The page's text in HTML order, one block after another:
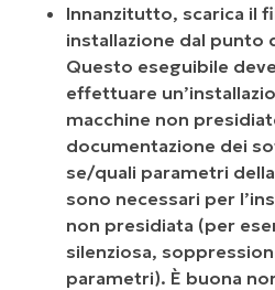
Innanzitutto, scarica il
installazione dal punto
Questo eseguibile
effettuare
macchine non
documentazione dei
se/quali parametri
sono necessari per
non presidiata (per
silenziosa,
parametri). È buona